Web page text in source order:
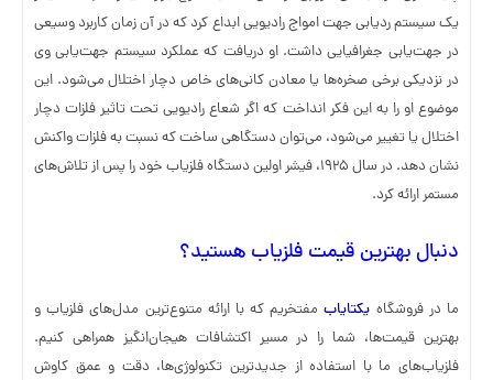
یک سیستم ردیابی جهت امواج رادیویی ابداع کرد که در آن زمان کاربرد وسیعی
در جهت‌یابی جغرافیایی داشت. او دریافت که عملکرد سیستم جهت‌یابی وی
در نزدیکی برخی صخره‌ها یا معادن کانی‌های خاص دچار اختلال می‌شود. این
موضوع او را به این فکر انداخت که اگر شعاع رادیویی تحت تاثیر فلزات دچار
اختلال یا تغییر می‌شود، می‌توان دستگاهی ساخت که نسبت به فلزات واکنش
نشان دهد. در سال ۱۹۲۵، فیشر اولین دستگاه فلزیاب خود را پس از تلاش‌های
مستمر ارائه کرد.
دنبال بهترین قیمت فلزیاب هستید؟
ما در فروشگاه یکتایاب مفتخریم که با ارائه متنوع‌ترین مدل‌های فلزیاب و
بهترین قیمت‌ها، شما را در مسیر اکتشافات هیجان‌انگیز همراهی کنیم.
فلزیاب‌های ما با استفاده از جدیدترین تکنولوژی‌ها، دقت و عمق کاوش